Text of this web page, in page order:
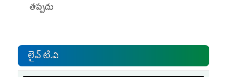
తప్పదు
లైవ్ టి.వి